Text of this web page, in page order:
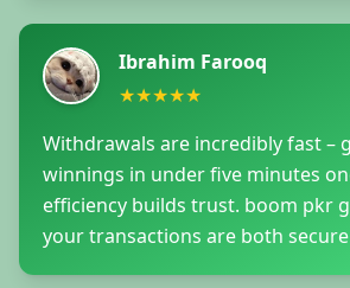
Ibrahim Farooq
★★★★★
Withdrawals are incredibly fast –
winnings in under five minutes
efficiency builds trust. boom pkr
your transactions are both